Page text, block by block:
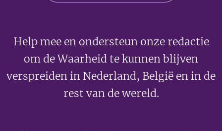
Help mee en ondersteun onze redactie
om de Waarheid te kunnen blijven
verspreiden in Nederland, België en in de
rest van de wereld.